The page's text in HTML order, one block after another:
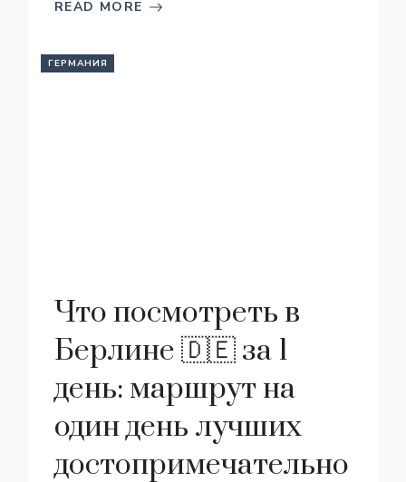
READ MORE
ГЕРМАНИЯ
Что посмотреть в
Берлине 🇩🇪 за 1
день: маршрут на
один день лучших
достопримечательно